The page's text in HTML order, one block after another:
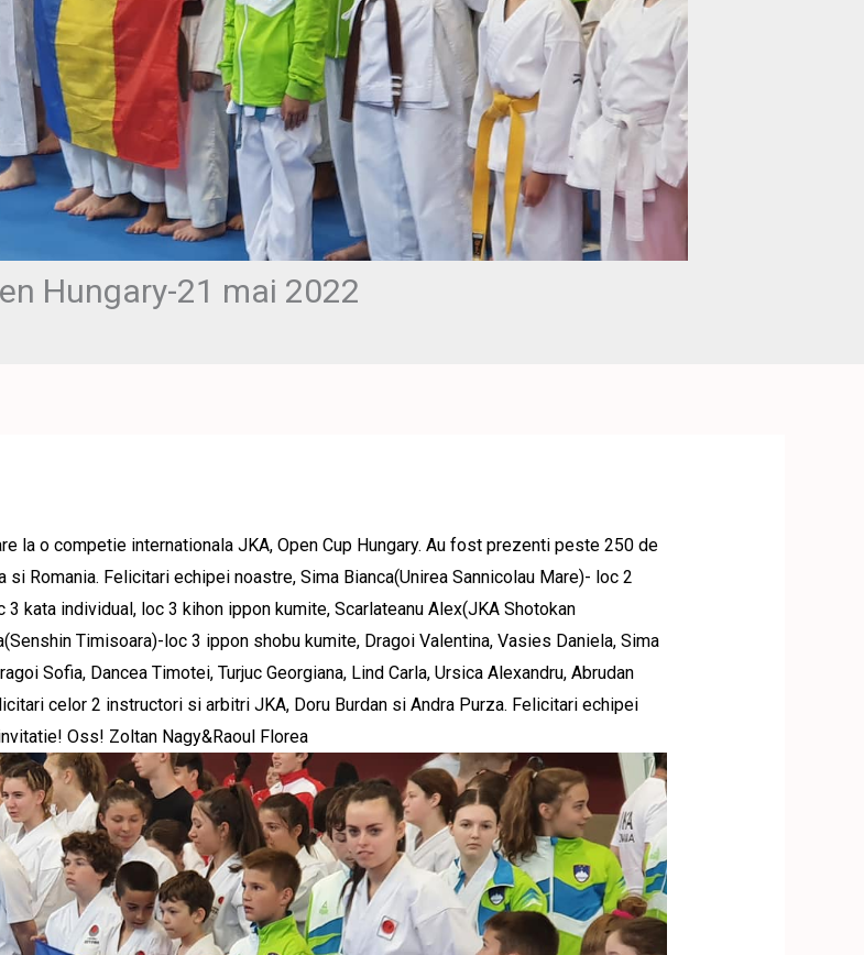
Hungary-21 mai 2022
la o competie internationala JKA, Open Cup Hungary. Au fost prezenti peste 250 de
si Romania. Felicitari echipei noastre, Sima Bianca(Unirea Sannicolau Mare)- loc 2
kata individual, loc 3 kihon ippon kumite, Scarlateanu Alex(JKA Shotokan
Timisoara)-loc 3 ippon shobu kumite, Dragoi Valentina, Vasies Daniela, Sima
Sofia, Dancea Timotei, Turjuc Georgiana, Lind Carla, Ursica Alexandru, Abrudan
celor 2 instructori si arbitri JKA, Doru Burdan si Andra Purza. Felicitari echipei
Oss! Zoltan Nagy&Raoul Florea